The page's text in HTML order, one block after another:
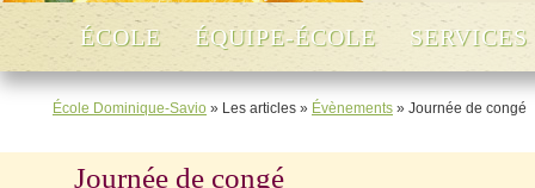
ÉCOLE ÉQUIPE-ÉCOLE SERVICES
École Dominique-Savio » Les articles » Évènements » Journée de congé
Journée de congé